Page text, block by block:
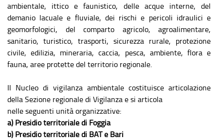
ambientale, ittico e faunistico, delle acque interne, del
demanio lacuale e fluviale, dei rischi e pericoli idraulici e
geomorfologici, del comparto agricolo, agroalimentare,
sanitario, turistico, trasporti, sicurezza rurale, protezione
civile, edilizia, mineraria, caccia, pesca, ambiente, flora e
fauna, aree protette del territorio regionale.
Il Nucleo di vigilanza ambientale costituisce articolazione
della Sezione regionale di Vigilanza e si articola
nelle seguenti unità organizzative:
a) Presidio territoriale di Foggia
b) Presidio territoriale di BAT e Bari